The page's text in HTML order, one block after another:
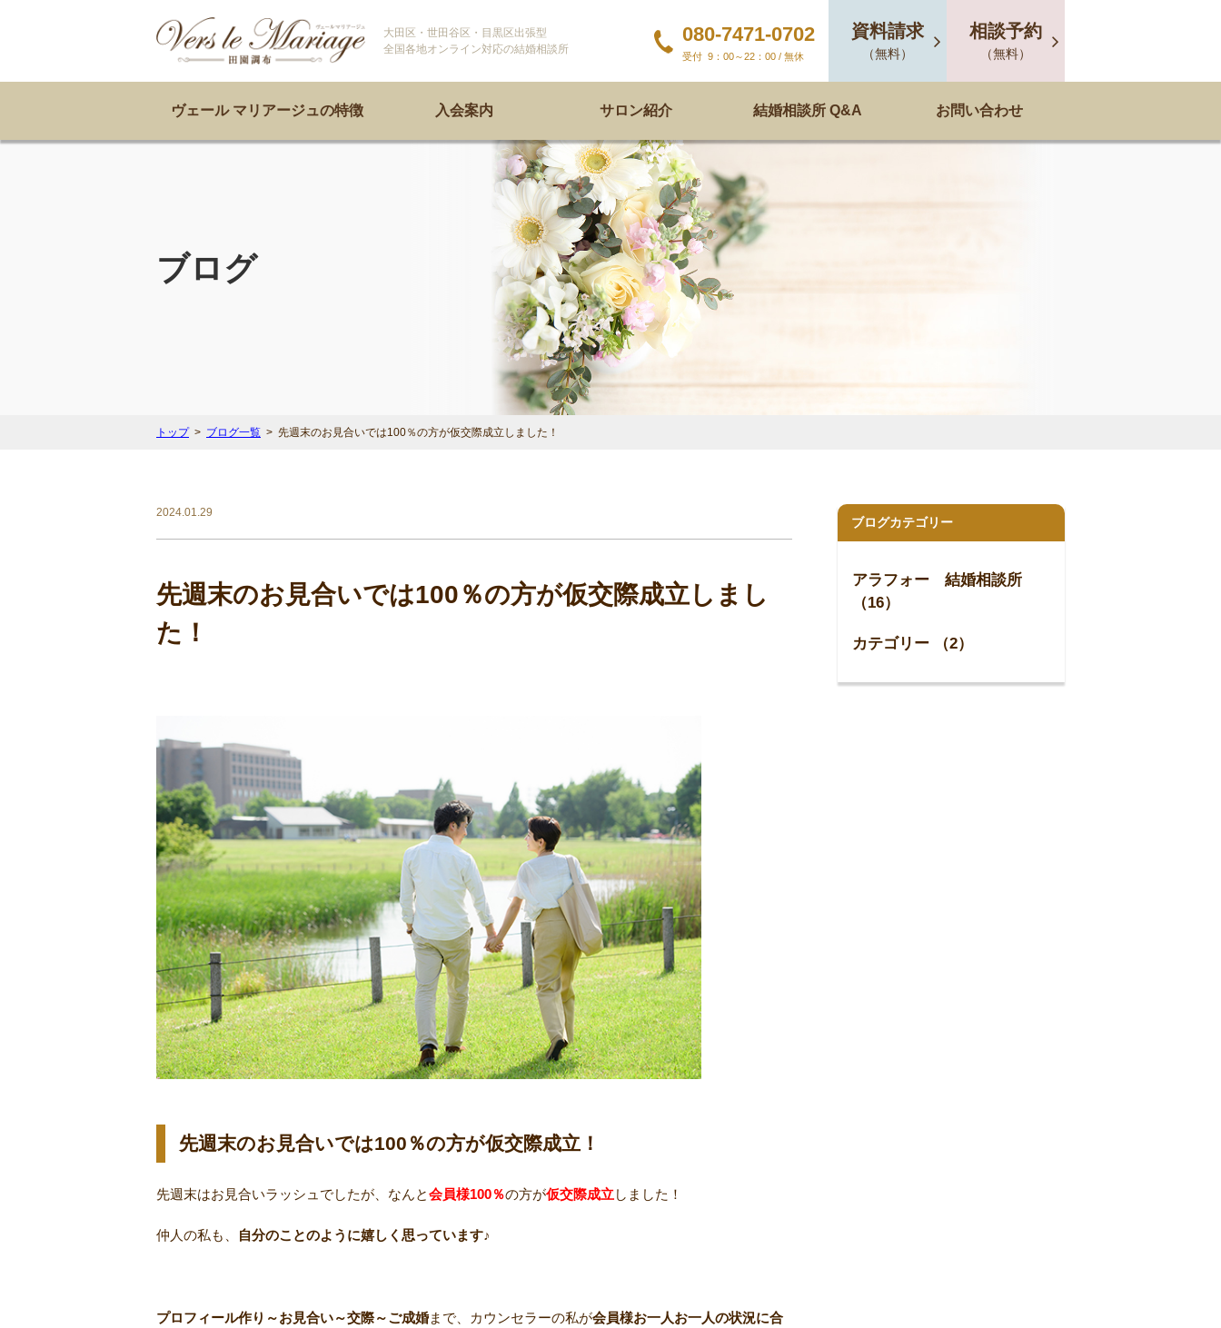
大田区・世田谷区・目黒区出張型
全国各地オンライン対応の結婚相談所
080-7471-0702
9：00～22：00 / 無休
資料請求
（無料）
相談予約
（無料）
ヴェール マリアージュの特徴 入会案内 サロン紹介 結婚相談所 Q&A お問い合わせ
ブログ
トップ ブログ一覧 先週末のお見合いでは100％の方が仮交際成立しました！
2024.01.29
先週末のお見合いでは100％の方が仮交際成立しまし
た！
先週末のお見合いでは100％の方が仮交際成立！
先週末はお見合いラッシュでしたが、なんと会員様100％の方が仮交際成立しました！
仲人の私も、 自分のことのように嬉しく思っています♪
プロフィール作り～お見合い～交際～ご成婚まで、カウンセラーの私が会員様お一人お一人の状況に合
ブログカテゴリー
アラフォー 結婚相談所
（16）
カテゴリー （2）